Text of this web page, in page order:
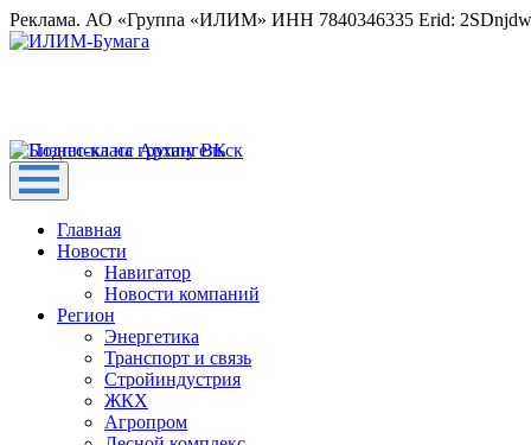
Реклама. АО «Группа «ИЛИМ» ИНН 7840346335 Erid:
Главная
Новости
Навигатор
Новости компаний
Регион
Энергетика
Транспорт и связь
Стройиндустрия
ЖКХ
Агропром